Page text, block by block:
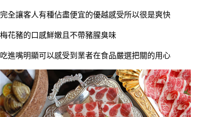
完全讓客人有種佔盡便宜的優越感受所以很是爽快
梅花豬的口感鮮嫩且不帶豬腥臭味
吃進嘴明顯可以感受到業者在食品嚴選把關的用心